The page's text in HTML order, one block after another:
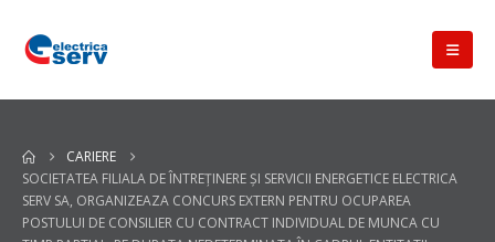
CARIERE
SOCIETATEA FILIALA DE ÎNTREŢINERE ŞI SERVICII ENERGETICE ELECTRICA
SERV SA, ORGANIZEAZA CONCURS EXTERN PENTRU OCUPAREA
POSTULUI DE CONSILIER CU CONTRACT INDIVIDUAL DE MUNCA CU